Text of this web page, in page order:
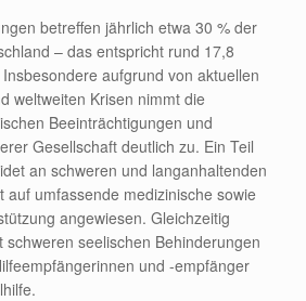
betreffen jährlich etwa 30 % der
– das entspricht rund 17,8
aufgrund von aktuellen
weltweiten Krisen nimmt die
Beeinträchtigungen und
Gesellschaft deutlich zu. Ein Teil
an schweren und langanhaltenden
auf umfassende medizinische sowie
angewiesen. Gleichzeitig
schweren seelischen Behinderungen
und -empfänger